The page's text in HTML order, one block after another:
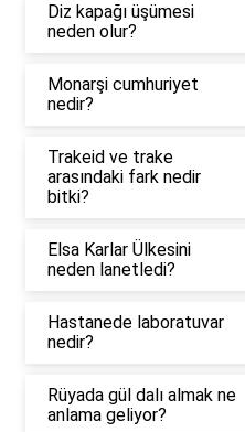
Diz kapağı üşümesi
neden olur?
Monarşi cumhuriyet
nedir?
Trakeid ve trake
arasındaki fark nedir
bitki?
Elsa Karlar Ülkesini
neden lanetledi?
Hastanede laboratuvar
nedir?
Rüyada gül dalı almak ne
anlama geliyor?